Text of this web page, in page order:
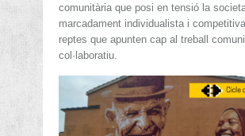
comunitària que posi en tensió la
marcadament individualista i
reptes que apunten cap al treball
col·laboratiu.